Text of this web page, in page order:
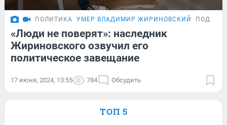
ПОЛИТИКА УМЕР ВЛАДИМИР ЖИРИНОВСКИЙ
«Люди не поверят»: наследник
Жириновского озвучил его
политическое завещание
17 июня, 2024, 13:55 784 Обсудить
ТОП 5